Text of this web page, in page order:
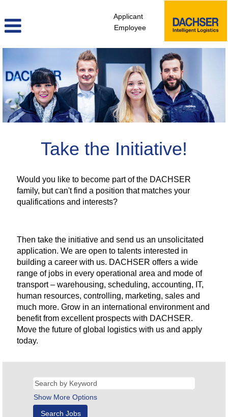
Applicant
Employee
Unsolicited
Application
Take the Initiative!
Would you like to become part of the DACHSER
family, but can't find a position that matches your
qualifications and interests?
Then take the initiative and send us an unsolicitated
application. We are open to talents interested in
building a career with us. DACHSER offers a wide
range of jobs in every operational area and mode of
transport – warehousing, scheduling, accounting, IT,
human resources, controlling, marketing, sales and
much more. Grow in an international environment and
benefit from excellent prospects with DACHSER.
Move the future of global logistics with us and apply
today.
Show More Options